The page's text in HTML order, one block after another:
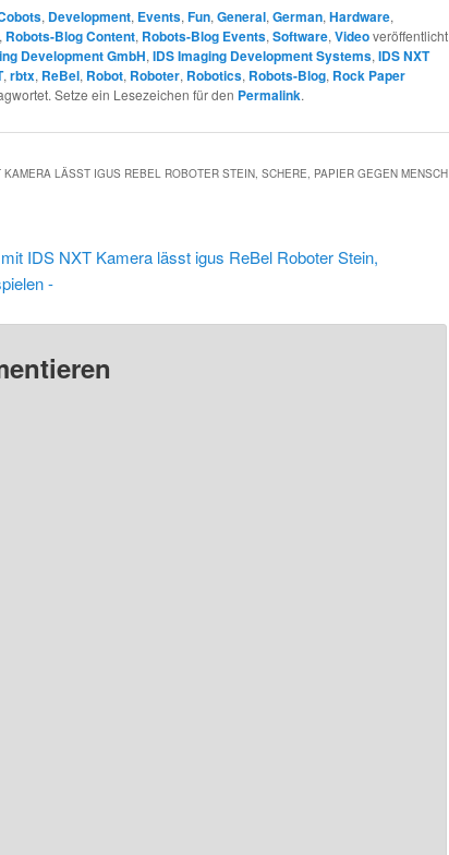
, Development, Events,Fun,General,German,Hardware,
, Robots-Blog Content, Robots-Blog Events,Software,Videoveröffentlicht
Development GmbH,IDS Imaging Development Systems,IDS NXT
,rbtx, ReBel, Robot, Roboter, Robotics, Robots-Blog, Rock Paper
Setze ein Lesezeichen für den Permalink.
LÄSST IGUS REBEL ROBOTER STEIN, SCHERE, PAPIER GEGEN MENSCH
IDS NXT Kamera lässt igus ReBel Roboter Stein,
-